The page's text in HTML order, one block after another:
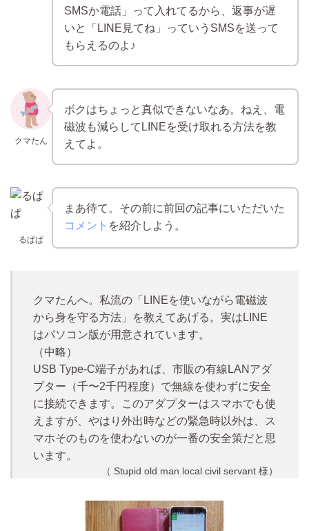
SMSか電話」って入れてるから、返事が遅
いと「LINE見てね」っていうSMSを送って
もらえるのよ♪
クマたん
ボクはちょっと真似できないなあ。ねえ、電
磁波も減らしてLINEを受け取れる方法を教
えてよ。
るぱぱ
まあ待て。その前に前回の記事にいただいた
コメント を紹介しよう。
クマたんへ。私流の「LINEを使いながら電磁波
から身を守る方法」を教えてあげる。実はLINE
はパソコン版が用意されています。
（中略）
USB Type-C端子があれば、市販の有線LANアダ
プター（千〜2千円程度）で無線を使わずに安全
に接続できます。このアダプターはスマホでも使
えますが、やはり外出時などの緊急時以外は、ス
マホそのものを使わないのが一番の安全策だと思
います。
（ Stupid old man local civil servant 様）